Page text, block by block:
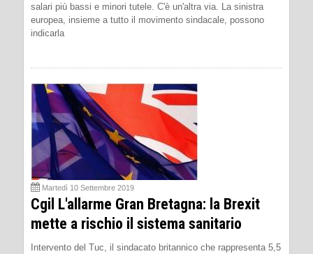
salari più bassi e minori tutele. C'è un'altra via. La sinistra
europea, insieme a tutto il movimento sindacale, possono
indicarla
Martedì 10 Settembre 2019
Cgil L'allarme Gran Bretagna: la Brexit
mette a rischio il sistema sanitario
Intervento del Tuc, il sindacato britannico che rappresenta 5,5